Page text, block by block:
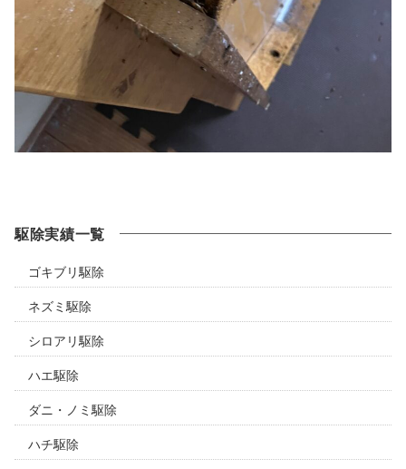
駆除実績一覧
ゴキブリ駆除
ネズミ駆除
シロアリ駆除
ハエ駆除
ダニ・ノミ駆除
ハチ駆除